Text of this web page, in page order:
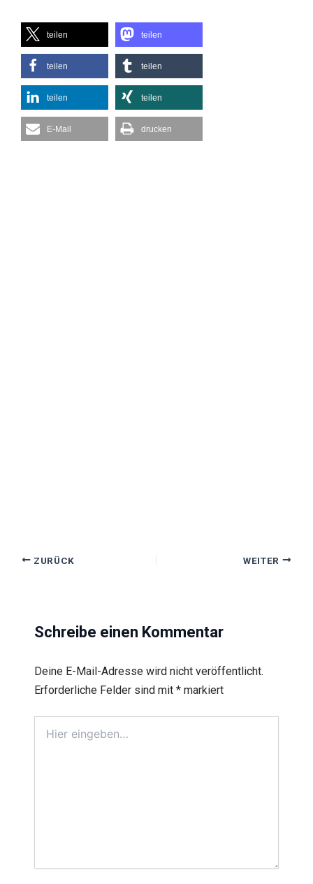
teilen teilen
teilen teilen
teilen teilen
E-Mail drucken
ZURÜCK WEITER
Schreibe einen Kommentar
Deine E-Mail-Adresse wird nicht veröffentlicht.
Erforderliche Felder sind mit *markiert
eingeben…